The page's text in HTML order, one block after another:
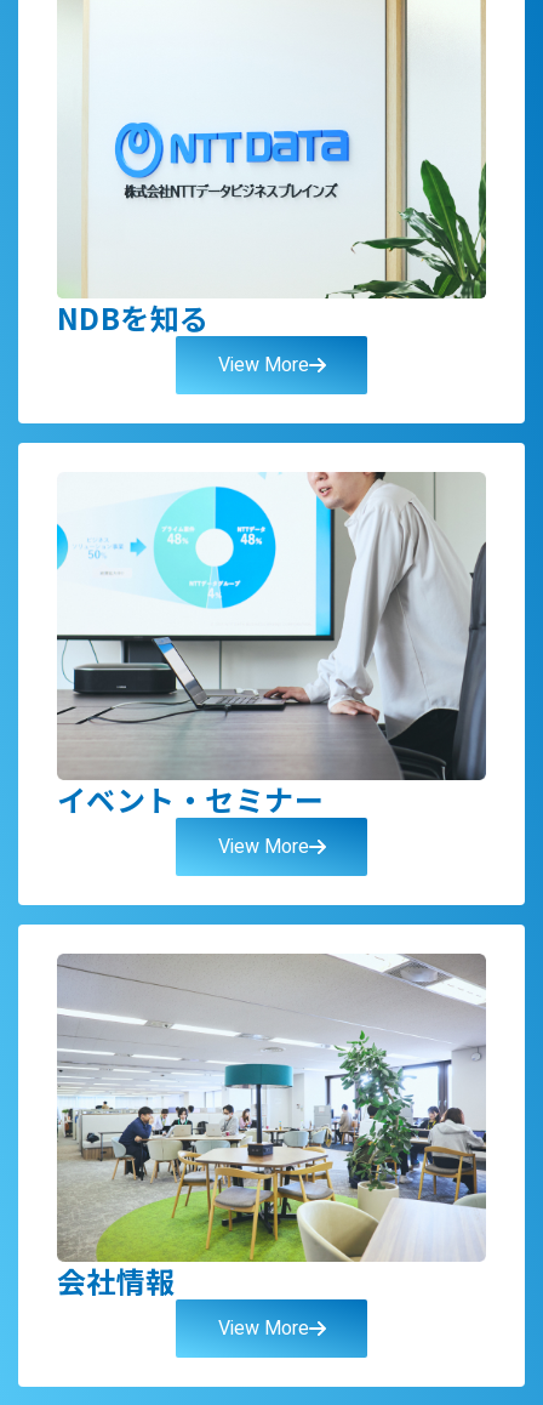
NDBを知る
View More
イベント・セミナー
View More
会社情報
View More